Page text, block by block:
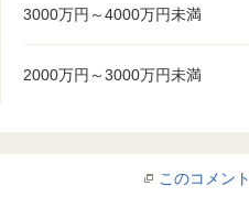
3000万円～4000万円未満
2000万円～3000万円未満
このコメン